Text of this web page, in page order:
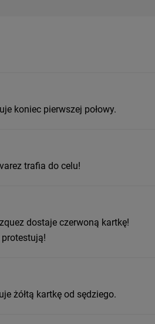
koniec pierwszej połowy.
trafia do celu!
dostaje czerwoną kartkę!
żółtą kartkę od sędziego.